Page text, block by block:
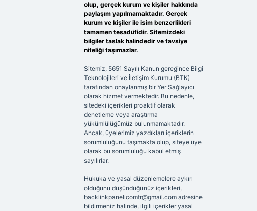
olup, gerçek kurum ve kişiler hakkında
paylaşım yapılmamaktadır. Gerçek
kurum ve kişiler ile isim benzerlikleri
tamamen tesadüfidir. Sitemizdeki
bilgiler taslak halindedir ve tavsiye
niteliği taşımazlar.
Sitemiz, 5651 Sayılı Kanun gereğince Bilgi
Teknolojileri ve İletişim Kurumu (BTK)
tarafından onaylanmış bir Yer Sağlayıcı
olarak hizmet vermektedir. Bu nedenle,
sitedeki içerikleri proaktif olarak
denetleme veya araştırma
yükümlülüğümüz bulunmamaktadır.
Ancak, üyelerimiz yazdıkları içeriklerin
sorumluluğunu taşımakta olup, siteye üye
olarak bu sorumluluğu kabul etmiş
sayılırlar.
Hukuka ve yasal düzenlemelere aykırı
olduğunu düşündüğünüz içerikleri,
backlinkpanelicomtr@gmail.comadresine
bildirmeniz halinde, ilgili içerikler yasal